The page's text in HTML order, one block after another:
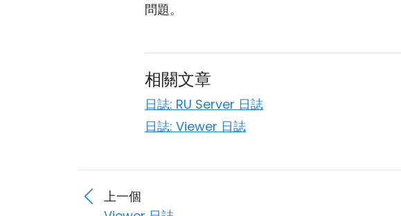
問題。
相關文章
日誌: RU Server 日誌
日誌: Viewer 日誌
上一個